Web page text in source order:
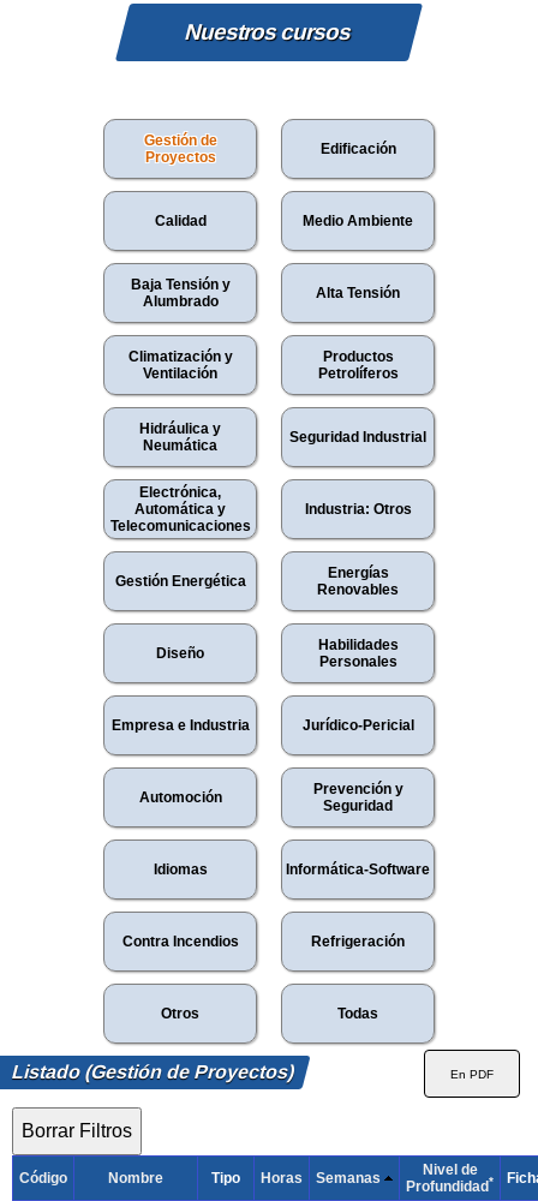
Nuestros cursos
Gestión de
Proyectos
Edificación
Calidad Medio Ambiente
Baja Tensión y
Alumbrado
Alta Tensión
Climatización y
Ventilación
Productos
Petrolíferos
Hidráulica y
Neumática
Seguridad Industrial
Electrónica,
Automática y
Telecomunicaciones
Industria: Otros
Gestión Energética
Energías
Renovables
Diseño
Habilidades
Personales
Empresa e Industria Jurídico-Pericial
Automoción
Prevención y
Seguridad
Idiomas Informática-Software
Contra Incendios Refrigeración
Otros Todas
Listado (Gestión de Proyectos)
Código Nombre Tipo Horas Semanas
Nivel de
Profundidad*